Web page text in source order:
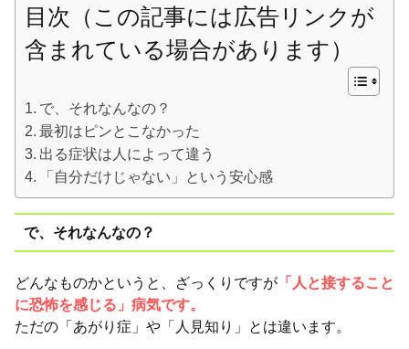
目次（この記事には広告リンクが
含まれている場合があります）
で、それなんなの？
最初はピンとこなかった
出る症状は人によって違う
「自分だけじゃない」という安心感
で、それなんなの？
どんなものかというと、ざっくりですが 「人と接すること
に恐怖を感じる」病気です。
ただの「あがり症」や「人見知り」とは違います。